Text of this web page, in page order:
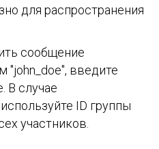
для распространения
сообщение
"john_doe", введите
В случае
ID группы
участников.